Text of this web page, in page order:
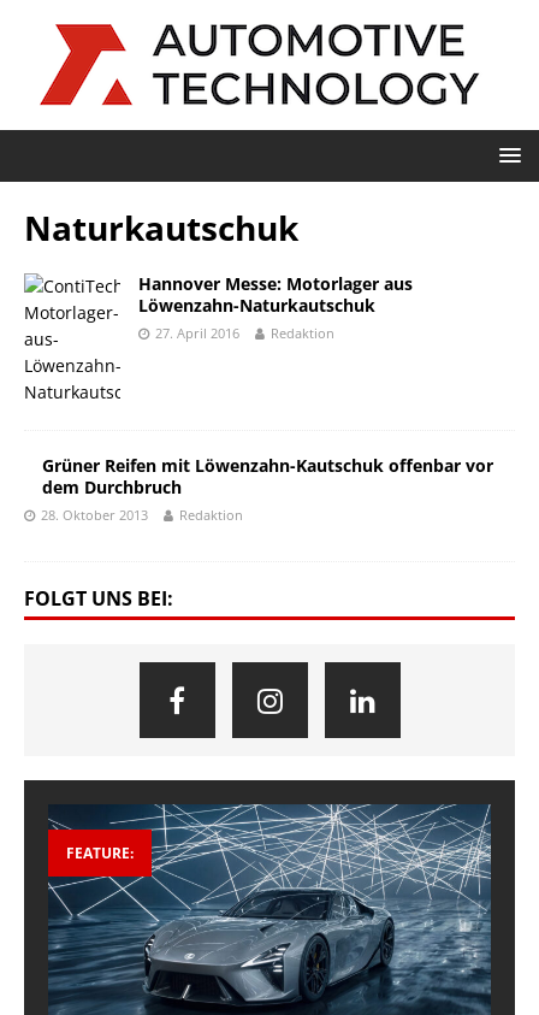
Naturkautschuk
Hannover Messe: Motorlager aus
Löwenzahn-Naturkautschuk
27. April 2016 Redaktion
Grüner Reifen mit Löwenzahn-Kautschuk offenbar vor
dem Durchbruch
28. Oktober 2013 Redaktion
FOLGT UNS BEI:
FEATURE: